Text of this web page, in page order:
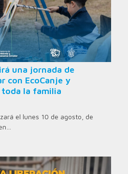
una jornada de
con EcoCanje y
la familia
el lunes 10 de agosto, de